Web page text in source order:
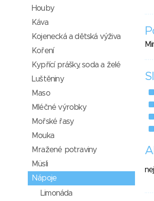
Houby
Káva
Kojenecká a dětská výživa
Koření
Kypřící prášky, soda a želé
Luštěniny
Maso
Mléčné výrobky
Mořské řasy
Mouka
Mražené potraviny
Müsli
Nápoje
Limonáda